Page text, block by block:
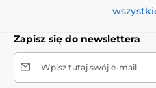
Zapisz się do newslettera
Wpisz tutaj swój e-mail